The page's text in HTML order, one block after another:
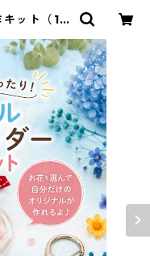
ット（1個
プティ)